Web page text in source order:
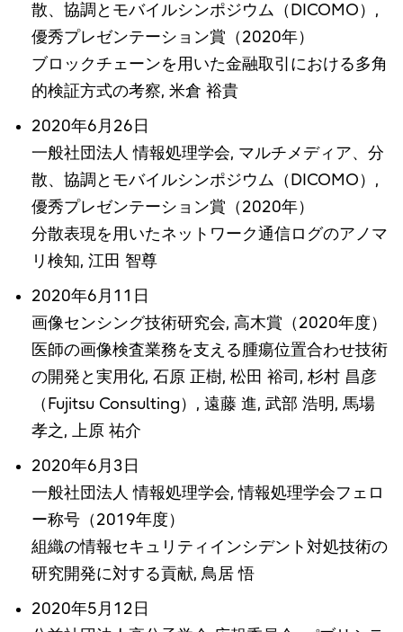
散、協調とモバイルシンポジウム（DICOMO）,
優秀プレゼンテーション賞（2020年）
ブロックチェーンを用いた金融取引における多角
的検証方式の考察, 米倉 裕貴
2020年6月26日
一般社団法人 情報処理学会, マルチメディア、分
散、協調とモバイルシンポジウム（DICOMO）,
優秀プレゼンテーション賞（2020年）
分散表現を用いたネットワーク通信ログのアノマ
リ検知, 江田 智尊
2020年6月11日
画像センシング技術研究会, 高木賞（2020年度）
医師の画像検査業務を支える腫瘍位置合わせ技術
の開発と実用化, 石原 正樹, 松田 裕司, 杉村 昌彦
（Fujitsu Consulting）, 遠藤 進, 武部 浩明, 馬場
孝之, 上原 祐介
2020年6月3日
一般社団法人 情報処理学会, 情報処理学会フェロ
ー称号（2019年度）
組織の情報セキュリティインシデント対処技術の
研究開発に対する貢献, 鳥居 悟
2020年5月12日